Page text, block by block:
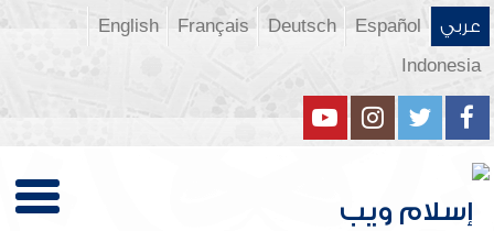
عربي Español
Deutsch
Français
English
Indonesia